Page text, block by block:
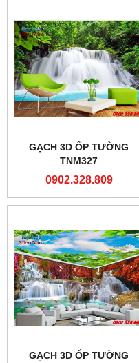
GẠCH 3D ỐP TƯỜNG
TNM327
0902.328.809
GẠCH 3D ỐP TƯỜNG